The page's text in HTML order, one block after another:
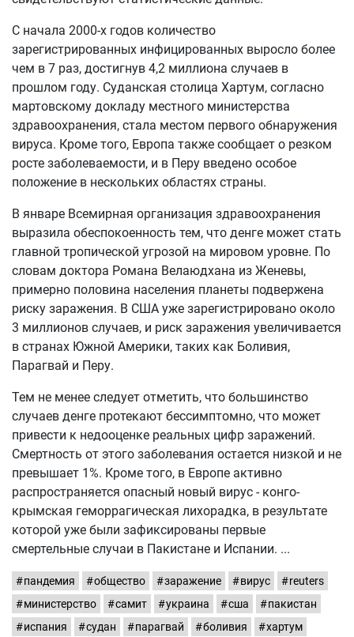
С начала 2000-х годов количество
зарегистрированных инфицированных выросло более
чем в 7 раз, достигнув 4,2 миллиона случаев в
прошлом году. Суданская столица Хартум, согласно
мартовскому докладу местного министерства
здравоохранения, стала местом первого обнаружения
вируса. Кроме того, Европа также сообщает о резком
росте заболеваемости, и в Перу введено особое
положение в нескольких областях страны.
В январе Всемирная организация здравоохранения
выразила обеспокоенность тем, что денге может стать
главной тропической угрозой на мировом уровне. По
словам доктора Романа Велаюдхана из Женевы,
примерно половина населения планеты подвержена
риску заражения. В США уже зарегистрировано около
3 миллионов случаев, и риск заражения увеличивается
в странах Южной Америки, таких как Боливия,
Парагвай и Перу.
Тем не менее следует отметить, что большинство
случаев денге протекают бессимптомно, что может
привести к недооценке реальных цифр заражений.
Смертность от этого заболевания остается низкой и не
превышает 1%. Кроме того, в Европе активно
распространяется опасный новый вирус - конго-
крымская геморрагическая лихорадка, в результате
которой уже были зафиксированы первые
смертельные случаи в Пакистане и Испании.
пандемия общество заражение вирус
reuters
министерство
самит украина сша
пакистан
испания
судан парагвай боливия хартум